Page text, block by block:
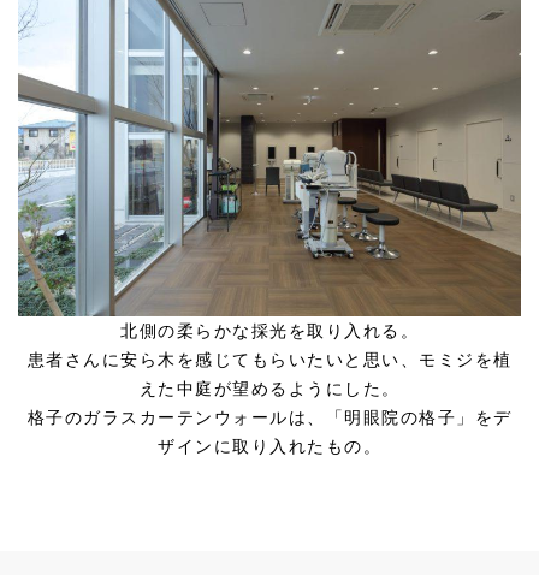
北側の柔らかな採光を取り入れる。
患者さんに安ら木を感じてもらいたいと思い、モミジを植
えた中庭が望めるようにした。
格子のガラスカーテンウォールは、「明眼院の格子」をデ
ザインに取り入れたもの。